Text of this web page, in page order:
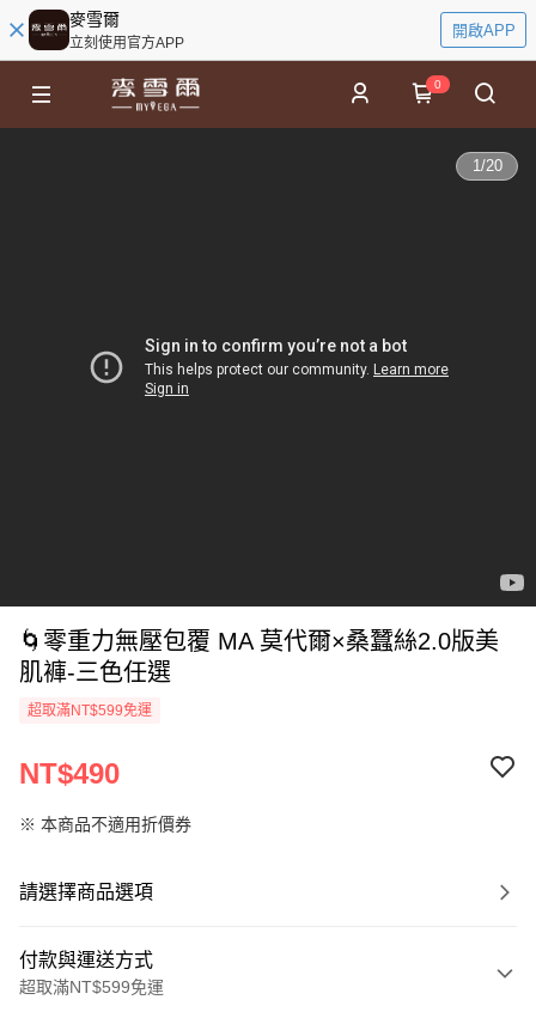
麥雪爾
立刻使用官方APP
開啟APP
0
1/20
🌀零重力無壓包覆 MA 莫代爾×桑蠶絲2.0版美
肌褲-三色任選
超取滿NT$599免運
NT$490
※ 本商品不適用折價券
請選擇商品選項
付款與運送方式
超取滿NT$599免運